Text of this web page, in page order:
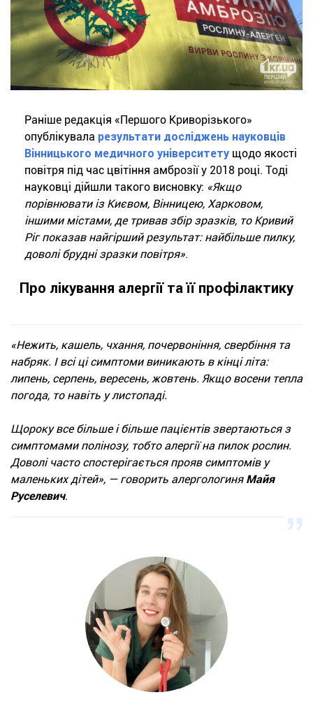
Раніше редакція «Першого Криворізького»
опублікувала результати досліджень науковців
Вінницького медичного університету щодо якості
повітря під час цвітіння амброзії у 2018 році. Тоді
науковці дійшли такого висновку: «Якщо
порівнювати із Києвом, Вінницею, Харковом,
іншими містами, де тривав збір зразків, то Кривий
Ріг показав найгірший результат: найбільше пилку,
доволі брудні зразки повітря».
Про лікування алергії та її профілактику
«Нежить, кашель, чхання, почервоніння, свербіння та
набряк. І всі ці симптоми виникають в кінці літа:
липень, серпень, вересень, жовтень. Якщо восени тепла
погода, то навіть у листопаді.
Щороку все більше і більше пацієнтів звертаються з
симптомами полінозу, тобто алергії на пилок рослин.
Доволі часто спостерігається прояв симптомів у
маленьких дітей», — говорить алергологиня Майя
Руселевич.